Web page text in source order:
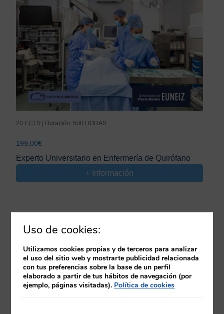
20 ECTS | Duración: 500 HORAS
199,00€
Experto Universitario en Enfermería de Quirófano
+ Información
Uso de cookies:
Utilizamos cookies propias y de terceros para analizar
el uso del sitio web y mostrarte publicidad relacionada
con tus preferencias sobre la base de un perfil
elaborado a partir de tus hábitos de navegación (por
ejemplo, páginas visitadas). Política de cookies